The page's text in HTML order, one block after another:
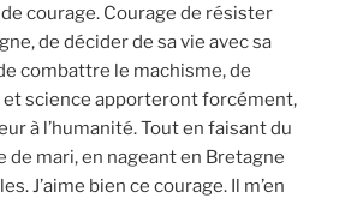
courage. Courage de résister
de décider de sa vie avec sa
combattre le machisme, de
et science apporteront forcément,
à l’humanité. Tout en faisant du
de mari, en nageant en Bretagne
J’aime bien ce courage. Il m’en